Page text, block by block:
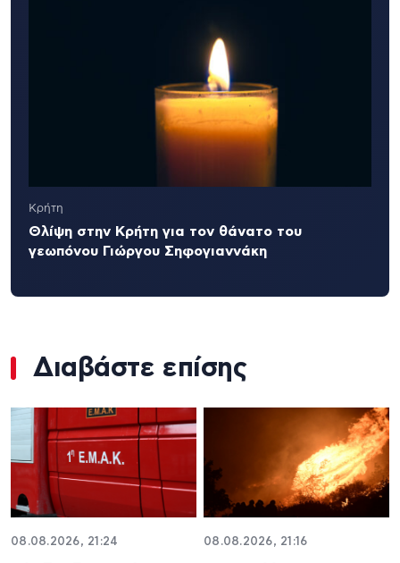
Κρήτη
Θλίψη στην Κρήτη για τον θάνατο του
γεωπόνου Γιώργου Σηφογιαννάκη
Διαβάστε επίσης
08.08.2026, 21:24 08.08.2026, 21:16